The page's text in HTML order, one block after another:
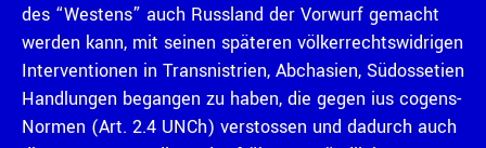
des “Westens” auch Russland der Vorwurf gemacht
werden kann, mit seinen späteren völkerrechtswidrigen
Interventionen in Transnistrien, Abchasien, Südossetien
Handlungen begangen zu haben, die gegen ius cogens-
Normen (Art. 2.4 UNCh) verstossen und dadurch auch